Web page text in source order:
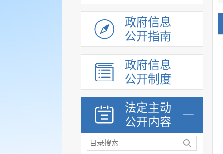
政府信息
公开指南
政府信息
公开制度
法定主动
公开内容